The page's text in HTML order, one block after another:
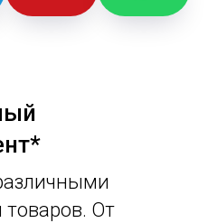
*
товаров. От